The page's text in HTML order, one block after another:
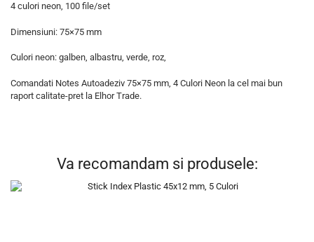
4 culori neon, 100 file/set
Dimensiuni: 75×75 mm
Culori neon: galben, albastru, verde, roz,
Comandati Notes Autoadeziv 75×75 mm, 4 Culori Neon la cel mai bun
raport calitate-pret la Elhor Trade.
Va recomandam si produsele: